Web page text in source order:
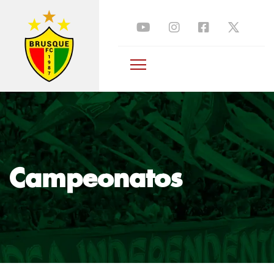
menu
Campeonatos